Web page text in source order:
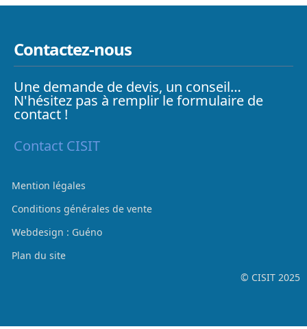
Contactez-nous
Une demande de devis, un conseil…
N'hésitez pas à remplir le formulaire de
contact !
Contact CISIT
Mention légales
Conditions générales de vente
Webdesign : Guéno
Plan du site
© CISIT 2025